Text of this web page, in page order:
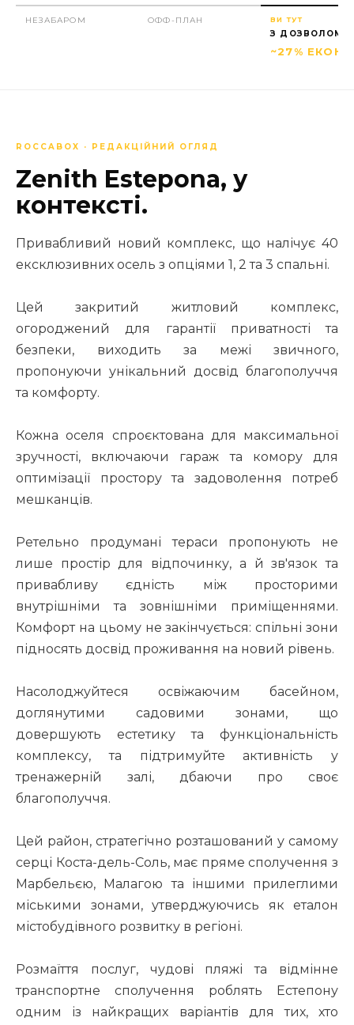
НЕЗАБАРОМ ОФФ-ПЛАН ВИ ТУТ
З ДОЗВОЛОМ
~27%
ROCCABOX · РЕДАКЦІЙНИЙ ОГЛЯД
Zenith Estepona, у
контексті.
Привабливий новий комплекс, що налічує 40
ексклюзивних осель з опціями 1, 2 та 3 спальні.
Цей закритий житловий комплекс,
огороджений для гарантії приватності та
безпеки, виходить за межі звичного,
пропонуючи унікальний досвід благополуччя
та комфорту.
Кожна оселя спроєктована для максимальної
зручності, включаючи гараж та комору для
оптимізації простору та задоволення потреб
мешканців.
Ретельно продумані тераси пропонують не
лише простір для відпочинку, а й зв'язок та
привабливу єдність між просторими
внутрішніми та зовнішніми приміщеннями.
Комфорт на цьому не закінчується: спільні зони
підносять досвід проживання на новий рівень.
Насолоджуйтеся освіжаючим басейном,
доглянутими садовими зонами, що
довершують естетику та функціональність
комплексу, та підтримуйте активність у
тренажерній залі, дбаючи про своє
благополуччя.
Цей район, стратегічно розташований у самому
серці Коста-дель-Соль, має пряме сполучення з
Марбельєю, Малагою та іншими прилеглими
міськими зонами, утверджуючись як еталон
містобудівного розвитку в регіоні.
Розмаїття послуг, чудові пляжі та відмінне
транспортне сполучення роблять Естепону
одним із найкращих варіантів для тих, хто